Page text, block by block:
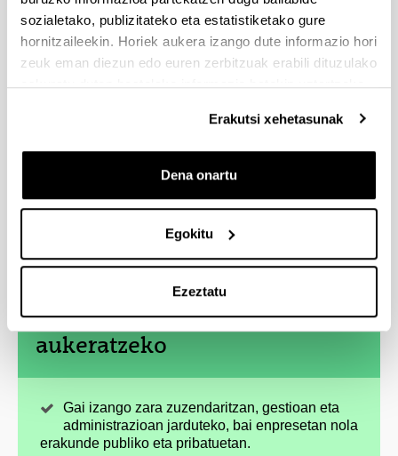
sozialetako, publizitateko eta estatistiketako gure
hornitzaileekin. Horiek aukera izango dute informazio hori
zeuk eman diezun edo euren zerbitzuak erabili dituzulako
eskuratu duten bestelako informazio batekin uztartzeko.
Erakutsi xehetasunak
Dena onartu
Egokitu
Ezeztatu
4 arrazoi gradu hau
aukeratzeko
Gai izango zara zuzendaritzan, gestioan eta
administrazioan jarduteko, bai enpresetan nola
erakunde publiko eta pribatuetan.